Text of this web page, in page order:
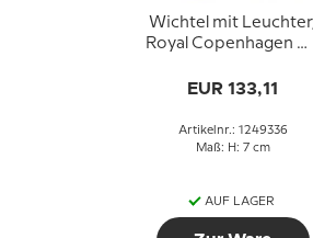
Wichtel mit
Royal Copenhagen
EUR 133,11
Artikelnr.: 1249336
Maß: H: 7 cm
AUF LAGER